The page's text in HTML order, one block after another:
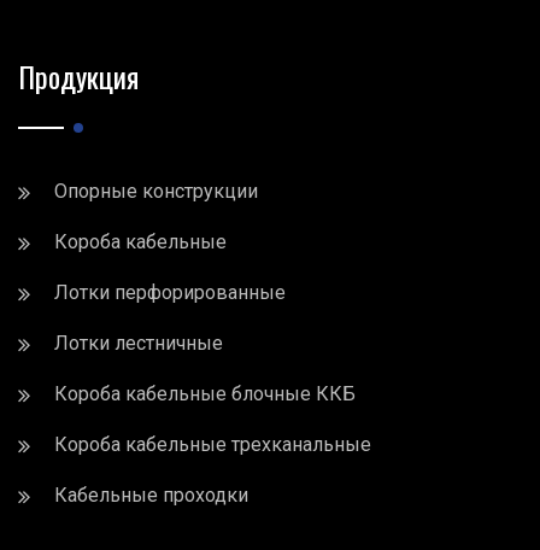
Продукция
Опорные конструкции
Короба кабельные
Лотки перфорированные
Лотки лестничные
Короба кабельные блочные ККБ
Короба кабельные трехканальные
Кабельные проходки